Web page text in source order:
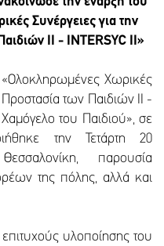
Συνέργειες για την
II - INTERSYC II»
«Ολοκληρωμένες Χωρικές
Προστασία των Παιδιών II -
του Παιδιού», σε
την Τετάρτη 20
παρουσία
της πόλης, αλλά και
υλοποίησης του